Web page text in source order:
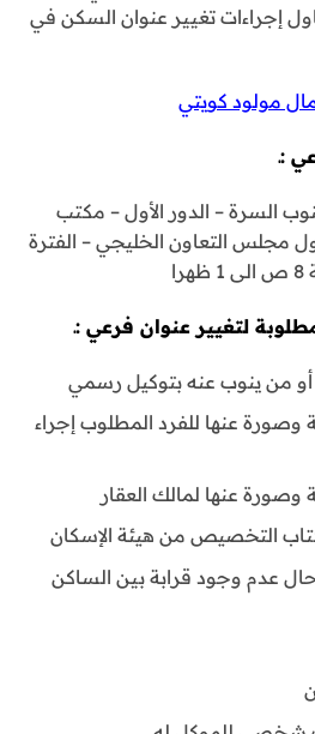
إجراءات تغيير عنوان السكن في
مولود كويتي
:ـ
السرة – الدور الأول – مكتب
مجلس التعاون الخليجي – الفترة
لتغيير عنوان فرعي :ـ
من ينوب عنه بتوكيل رسمي
وصورة عنها للفرد المطلوب إجراء
وصورة عنها لمالك العقار
التخصيص من هيئة الإسكان
عدم وجود قرابة بين الساكن